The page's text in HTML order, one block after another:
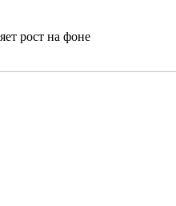
рост на фоне